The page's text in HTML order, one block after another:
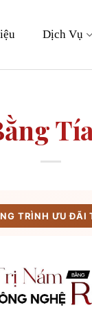
Dịch Vụ
TRÌNH ƯU ĐÃI